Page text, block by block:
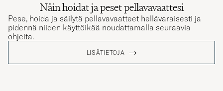
Näin hoidat ja peset pellavavaattesi
Pese, hoida ja säilytä pellavavaatteet hellävaraisesti ja
pidennä niiden käyttöikää noudattamalla seuraavia
ohjeita.
LISÄTIETOJA